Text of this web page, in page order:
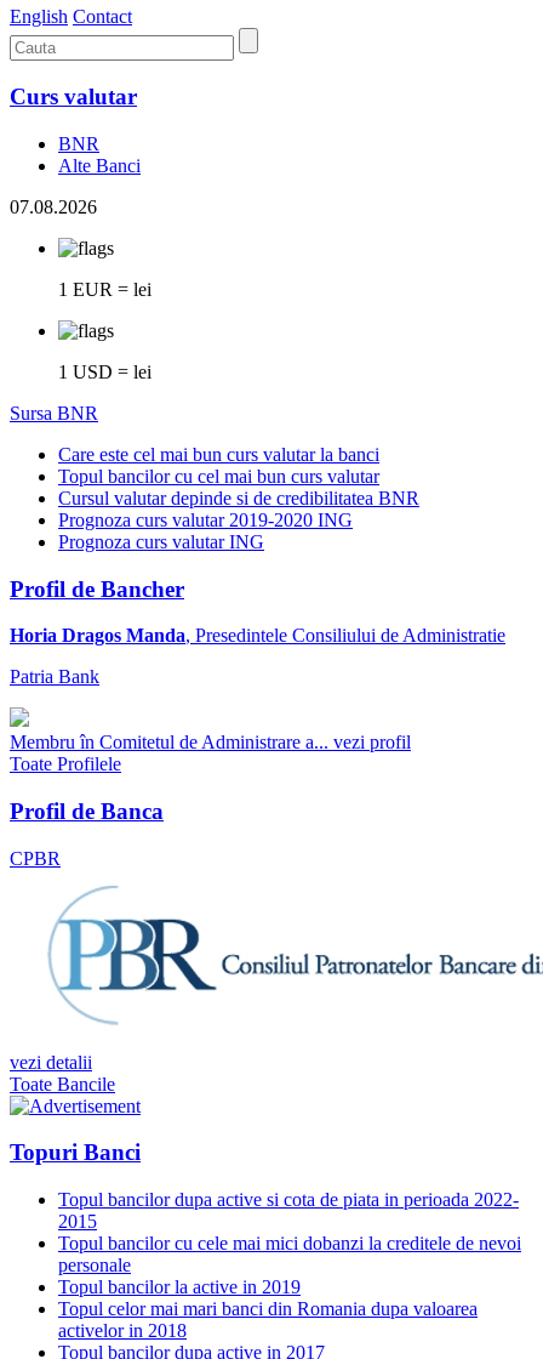
English Contact
Curs valutar
BNR
Alte Banci
07.08.2026
1 EUR = lei
1 USD = lei
Sursa BNR
Care este cel mai bun curs valutar la banci
Topul bancilor cu cel mai bun curs valutar
Cursul valutar depinde si de credibilitatea BNR
Prognoza curs valutar 2019-2020 ING
Prognoza curs valutar ING
Profil de Bancher
Horia Dragos Manda, Presedintele Consiliului de Administratie
Patria Bank
Membru în Comitetul de Administrare a... vezi profil
Toate Profilele
Profil de Banca
CPBR
vezi detalii
Toate Bancile
Topuri Banci
Topul bancilor dupa active si cota de piata in perioada 2022-
2015
Topul bancilor cu cele mai mici dobanzi la creditele de nevoi
personale
Topul bancilor la active in 2019
Topul celor mai mari banci din Romania dupa valoarea
activelor in 2018
Topul bancilor dupa active in 2017